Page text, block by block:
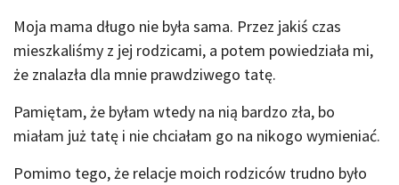
Moja mama długo nie była sama. Przez jakiś czas
mieszkaliśmy z jej rodzicami, a potem powiedziała mi,
że znalazła dla mnie prawdziwego tatę.
Pamiętam, że byłam wtedy na nią bardzo zła, bo
miałam już tatę i nie chciałam go na nikogo wymieniać.
Pomimo tego, że relacje moich rodziców trudno było